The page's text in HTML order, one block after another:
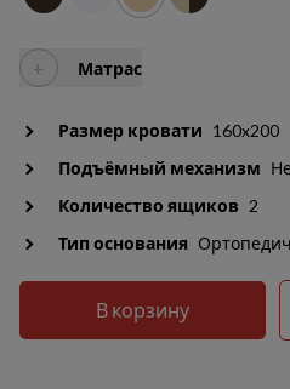
Размер кровати 160x200
Подъёмный механизм
Количество ящиков 2
Тип основания
+ Матрас
В корзину